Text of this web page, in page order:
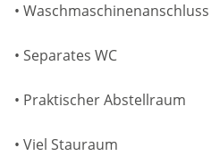
•
• Separates WC
• Praktischer Abstellraum
• Viel Stauraum